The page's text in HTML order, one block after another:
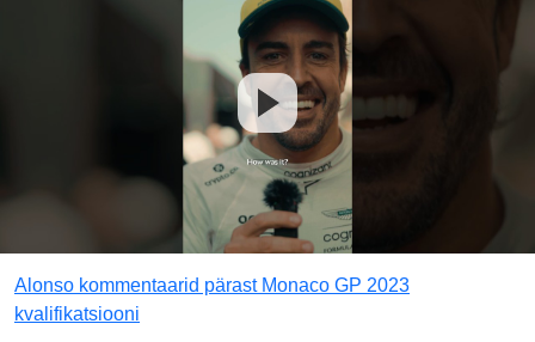
Alonso kommentaarid pärast Monaco GP 2023
kvalifikatsiooni